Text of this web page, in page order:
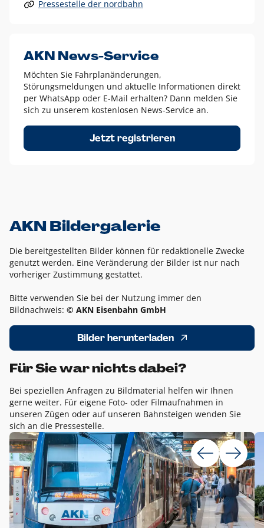
Alle anderen Logo-Varianten dürfen nur in Ausnahmefällen
Diese Ausnahmen sind zum Beispiel:
dem AKN Blau,
weißes Logo auf Fotohintergründen,
schwarzes Logo für reine Schwarz-Weiß-Umsetzungen
Um das Logo herum muss ein Schutzraum von jeweils einer
Höhe bzw. Breite des N aus AKN in alle Richtungen
Pressestelle der nordbahn
AKN News-Service
Möchten Sie Fahrplanänderungen,
Störungsmeldungen und aktuelle Informationen direkt
per WhatsApp oder E-Mail erhalten? Dann melden Sie
sich zu unserem kostenlosen News-Service an.
Jetzt registrieren
AKN Bildergalerie
Die bereitgestellten Bilder können für redaktionelle Zwecke
genutzt werden. Eine Veränderung der Bilder ist nur nach
vorheriger Zustimmung gestattet.
Bitte verwenden Sie bei der Nutzung immer den
Bildnachweis: © AKN Eisenbahn GmbH
Bilder herunterladen
Für Sie war nichts dabei?
Bei speziellen Anfragen zu Bildmaterial helfen wir Ihnen
gerne weiter. Für eigene Foto- oder Filmaufnahmen in
unseren Zügen oder auf unseren Bahnsteigen wenden Sie
sich an die Pressestelle.